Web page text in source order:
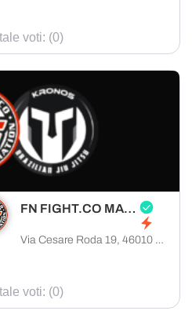
voti: (0)
FN FIGHT.CO MANTOVA
Via Cesare Roda 19, 46010 Curtatone provincia di Mantova, Italia
voti: (0)